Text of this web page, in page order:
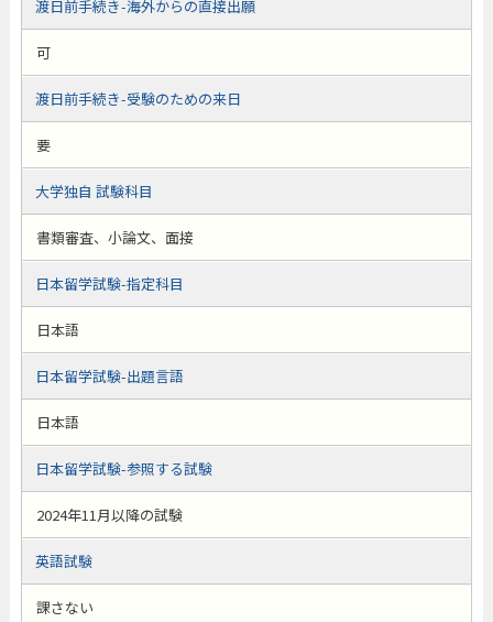
渡日前手続き-海外からの直接出願
可
渡日前手続き-受験のための来日
要
大学独自 試験科目
書類審査、小論文、面接
日本留学試験-指定科目
日本語
日本留学試験-出題言語
日本語
日本留学試験-参照する試験
2024年11月以降の試験
英語試験
課さない